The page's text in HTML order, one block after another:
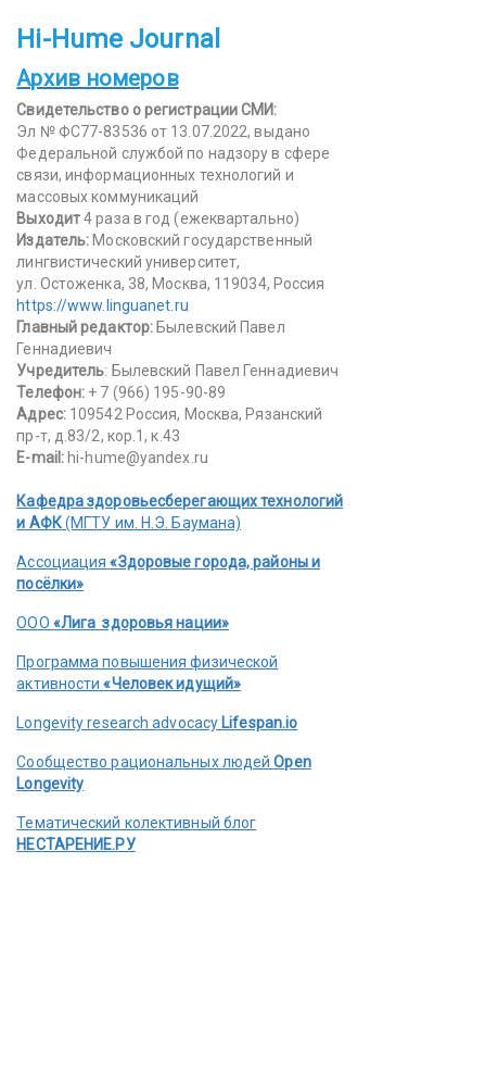
Hi-Hume Journal
Архив номеров
Свидетельство о регистрации СМИ:
Эл № ФС77-83536 от 13.07.2022, выдано
Федеральной службой по надзору в сфере
связи, информационных технологий и
массовых коммуникаций
Выходит4 раза в год (ежеквартально)
Издатель: Московский государственный
лингвистический университет,
ул. Остоженка, 38, Москва, 119034, Россия
https://www.linguanet.ru
Главный редактор: Былевский Павел
Геннадиевич
Учредитель: Былевский Павел Геннадиевич
Телефон: + 7 (966) 195-90-89
Адрес: 109542 Россия, Москва, Рязанский
пр-т, д.83/2, кор.1, к.43
E-mail: hi-hume@yandex.ru
Кафедра здоровьесберегающих технологий
и АФК(МГТУ им. Н.Э. Баумана)
Ассоциация«Здоровые города, районы и
посёлки»
ООО «Лига здоровья нации»
Программа повышения физической
активности«Человек идущий»
Longevity research advocacy Lifespan.io
Сообщество рациональных людейOpen
Longevity
Тематический колективный блог
НЕСТАРЕНИЕ.РУ